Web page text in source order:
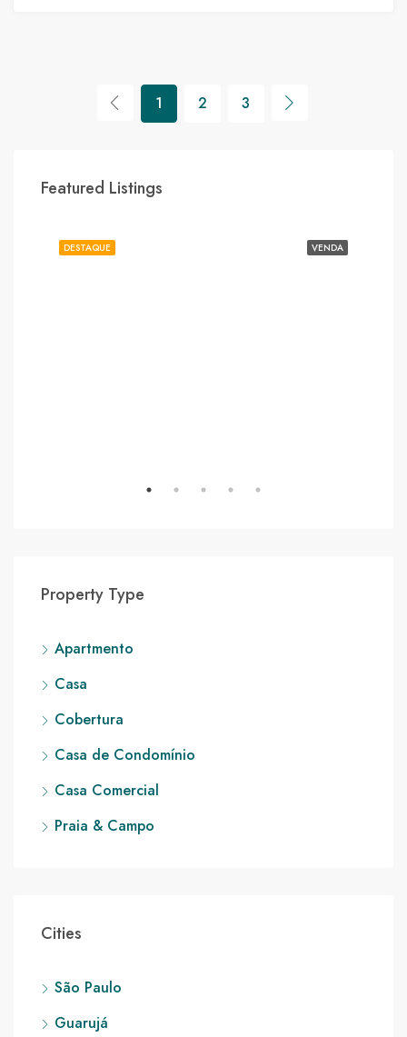
1 2 3
Featured Listings
VENDA
DESTAQUE
R$ 18.500.000,00
Cidade Jardim, São Paulo
Property Type
Apartmento
Casa
Cobertura
Casa de Condomínio
Casa Comercial
Praia & Campo
Cities
São Paulo
Guarujá